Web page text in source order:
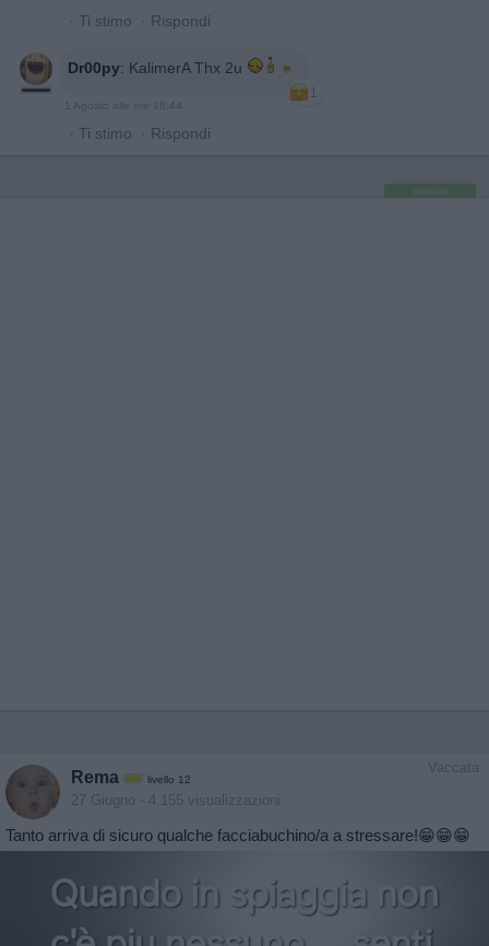
· Ti stimo · Rispondi
Dr00py: KalimerA Thx 2u
1
1 Agosto alle ore 18:44
· Ti stimo · Rispondi
pubblicità
Vaccata
Rema livello 12
27 Giugno - 4.155 visualizzazioni
Tanto arriva di sicuro qualche facciabuchino/a a stressare!😁😁😁